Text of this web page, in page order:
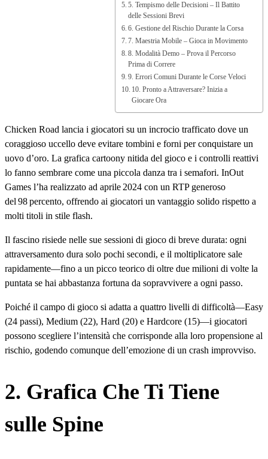
5. Tempismo delle Decisioni – Il Battito
delle Sessioni Brevi
6. Gestione del Rischio Durante la Corsa
7. Maestria Mobile – Gioca in Movimento
8. Modalità Demo – Prova il Percorso
Prima di Correre
9. Errori Comuni Durante le Corse Veloci
10. Pronto a Attraversare? Inizia a
Giocare Ora
Chicken Road lancia i giocatori su un incrocio trafficato dove un
coraggioso uccello deve evitare tombini e forni per conquistare un
uovo d’oro. La grafica cartoony nitida del gioco e i controlli reattivi
lo fanno sembrare come una piccola danza tra i semafori. InOut
Games l’ha realizzato ad aprile 2024 con un RTP generoso
del 98 percento, offrendo ai giocatori un vantaggio solido rispetto a
molti titoli in stile flash.
Il fascino risiede nelle sue sessioni di gioco di breve durata: ogni
attraversamento dura solo pochi secondi, e il moltiplicatore sale
rapidamente—fino a un picco teorico di oltre due milioni di volte la
puntata se hai abbastanza fortuna da sopravvivere a ogni passo.
Poiché il campo di gioco si adatta a quattro livelli di difficoltà—Easy
(24 passi), Medium (22), Hard (20) e Hardcore (15)—i giocatori
possono scegliere l’intensità che corrisponde alla loro propensione al
rischio, godendo comunque dell’emozione di un crash improvviso.
2. Grafica Che Ti Tiene
sulle Spine